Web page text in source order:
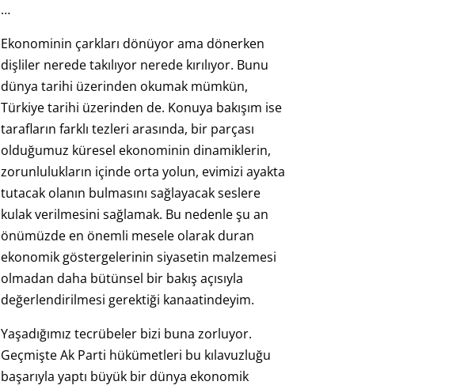
…
Ekonominin çarkları dönüyor ama dönerken
dişliler nerede takılıyor nerede kırılıyor. Bunu
dünya tarihi üzerinden okumak mümkün,
Türkiye tarihi üzerinden de. Konuya bakışım ise
tarafların farklı tezleri arasında, bir parçası
olduğumuz küresel ekonominin dinamiklerin,
zorunlulukların içinde orta yolun, evimizi ayakta
tutacak olanın bulmasını sağlayacak seslere
kulak verilmesini sağlamak. Bu nedenle şu an
önümüzde en önemli mesele olarak duran
ekonomik göstergelerinin siyasetin malzemesi
olmadan daha bütünsel bir bakış açısıyla
değerlendirilmesi gerektiği kanaatindeyim.
Yaşadığımız tecrübeler bizi buna zorluyor.
Geçmişte Ak Parti hükümetleri bu kılavuzluğu
başarıyla yaptı büyük bir dünya ekonomik